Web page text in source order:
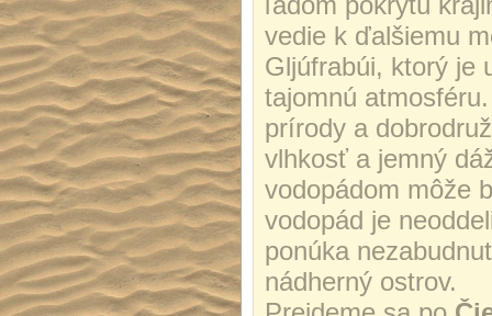
vedie k ďalšiemu
Gljúfrabúi, ktorý je
tajomnú
prírody a
vlhkosť a jemný
vodopádom môže
vodopád je
ponúka
nádherný ostrov.